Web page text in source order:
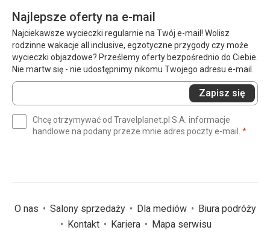
Najlepsze oferty na e-mail
Najciekawsze wycieczki regularnie na Twój e-mail! Wolisz
rodzinne wakacje all inclusive, egzotyczne przygody czy może
wycieczki objazdowe? Prześlemy oferty bezpośrednio do Ciebie.
Nie martw się - nie udostępnimy nikomu Twojego adresu e-mail.
Wprowadź
swój
(wymagane)
Zapisz się
Chcę otrzymywać od Travelplanet.pl S.A. informacje
handlowe na podany przeze mnie adres poczty e-mail. *
O nas Salony sprzedaży Dla mediów
Biura podróży
Kontakt
Kariera Mapa serwisu